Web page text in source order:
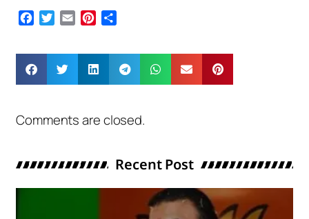
Facebook
Twitter
Email Pinterest
Comments are closed.
Recent Post